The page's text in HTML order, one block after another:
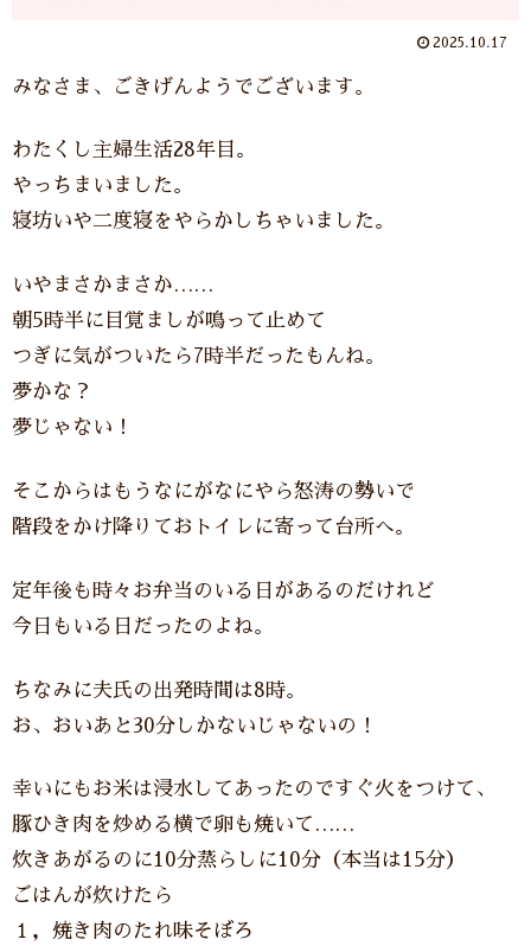
2025.10.17
みなさま、ごきげんようでございます。
わたくし主婦生活28年目。
やっちまいました。
寝坊いや二度寝をやらかしちゃいました。
いやまさかまさか……
朝5時半に目覚ましが鳴って止めて
つぎに気がついたら7時半だったもんね。
夢かな？
夢じゃない！
そこからはもうなにがなにやら怒涛の勢いで
階段をかけ降りておトイレに寄って台所へ。
定年後も時々お弁当のいる日があるのだけれど
今日もいる日だったのよね。
ちなみに夫氏の出発時間は8時。
お、おいあと30分しかないじゃないの！
幸いにもお米は浸水してあったのですぐ火をつけて、
豚ひき肉を炒める横で卵も焼いて……
炊きあがるのに10分蒸らしに10分（本当は15分）
ごはんが炊けたら
１，焼き肉のたれ味そぼろ